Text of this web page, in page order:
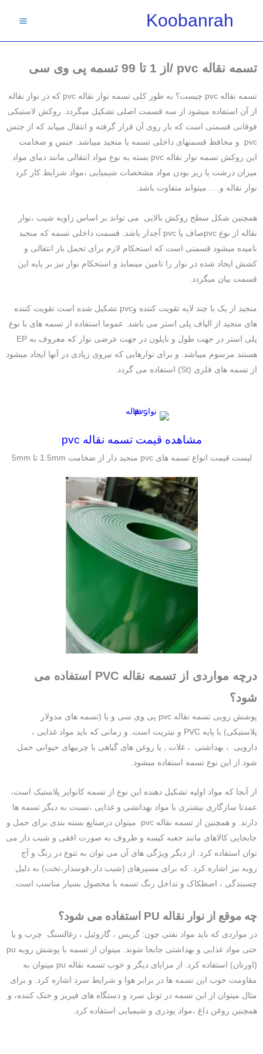
Koobanrah
تسمه نقاله pvc /از 1 تا 99 تسمه پی وی سی
تسمه نقاله pvc چیست؟ به طور کلی تسمه نوار نقاله pvc که در نوار نقاله
از آن استفاده میشود از سه قسمت اصلی تشکیل میگردد. روکش لاستیکی
فوقانی قسمتی است که بار روی آن قرار گرفته و انتقال مییابد که از جنس
pvc و محافظ قسمتهای داخلی تسمه یا منجید میباشد. جنس و ضخامت
این روکش تسمه نوار نقاله pvc بسته به نوع مواد انتقالی مانند دمای مواد
میزان درشت یا ریز بودن مواد مشخصات شیمیایی ،مواد شرایط کار کرد
نوار نقاله و…. میتواند متفاوت باشد.
همچنین شکل سطح روکش بالایی می تواند بر اساس زاویه شیب ،نوار
نقاله از نوع pvcصاف یا pvc آجدار باشد. قسمت داخلی تسمه که منجید
نامیده میشود قسمتی است که استحکام لازم برای تحمل بار انتقالی و
کشش ایجاد شده در نوار را تامین مینماید و استحکام نوار نیز بر پایه این
قسمت بیان میگردد.
منجید از یک یا چند لایه تقویت کننده وpvc تشکیل شده است تقویت کننده
های منجید از الیاف پلی استر می باشد. عموما استفاده از تسمه های با نوع
پلی استر در جهت طول و نایلون در جهت عرضی نوار که معروف به EP
هستند مرسوم میباشد. و برای نوارهایی که نیروی زیادی در آنها ایجاد میشود
از تسمه های فلزی (St) استفاده می گردد.
مشاهده قیمت تسمه نقاله pvc
لیست قیمت انواع تسمه های pvc منجید دار از ضخامت 1.5mm تا 5mm
درچه مواردی از تسمه نقاله PVC استفاده می
شود؟
پوشش رویی تسمه نقاله pvc پی وی سی و یا (تسمه های مدولار
پلاستیکی) با پایه PVC و نیتریت است. و زمانی که باید مواد غذایی ،
دارویی ، بهداشتی ، غلات , یا روغن های گیاهی با چربیهای حیوانی حمل
شود از این نوع تسمه استفاده میشود.
از آنجا که مواد اولیه تشکیل دهنده این نوع از تسمه کانوایر پلاستیک است،
عمدتا سازگاری بیشتری با مواد بهداتشی و غذایی ،نسبت به دیگر تسمه ها
دارند. و همچنین از تسمه نقاله pvc میتوان درصنایع بسته بندی برای حمل و
جابجایی کالاهای مانند جعبه کیسه و ظروف به صورت افقی و شیب دار می
توان استفاده کرد. از دیگر ویژگی های آن می توان به تنوع در رنگ و آج
رویه نیز اشاره کرد. که برای مسیرهای (شیب دار،قوسدار،تخت) به دلیل
چسبندگی ، اصطکاک و تداخل رنگ تسمه با محصول بسیار مناسب است.
چه موقع از نوار نقاله PU استفاده می شود؟
در مواردی که باید مواد نفتی چون: گریس ، گازوئیل ، زغالسنگ چرب و یا
حتی مواد غذایی و بهداشتی جابجا شوند. میتوان از تسمه با پوشش رویه pu
(اورتان) استفاده کرد. از مزایای دیگر و خوب تسمه نقاله pu میتوان به
مقاومت خوب این تسمه ها در برابر هوا و شرایط سرد اشاره کرد. و برای
مثال میتوان از این تسمه در تونل سرد و دستگاه های فیریز و خنک کننده، و
همچنین روغن داغ ،مواد پودری و شیمیایی استفاده کرد.